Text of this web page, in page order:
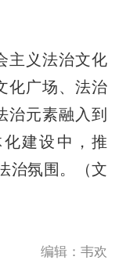
义法治文化
化广场、法治
治元素融入到
建设中，推
治氛围。（文
编辑：韦欢